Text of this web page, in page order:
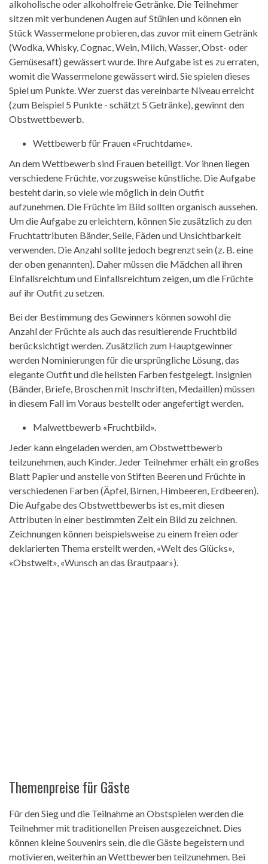
alkoholische oder alkoholfreie Getränke. Die Teilnehmer
sitzen mit verbundenen Augen auf Stühlen und können ein
Stück Wassermelone probieren, das zuvor mit einem Getränk
(Wodka, Whisky, Cognac, Wein, Milch, Wasser, Obst- oder
Gemüsesaft) gewässert wurde. Ihre Aufgabe ist es zu erraten,
womit die Wassermelone gewässert wird. Sie spielen dieses
Spiel um Punkte. Wer zuerst das vereinbarte Niveau erreicht
(zum Beispiel 5 Punkte - schätzt 5 Getränke), gewinnt den
Obstwettbewerb.
Wettbewerb für Frauen «Fruchtdame».
An dem Wettbewerb sind Frauen beteiligt. Vor ihnen liegen
verschiedene Früchte, vorzugsweise künstliche. Die Aufgabe
besteht darin, so viele wie möglich in dein Outfit
aufzunehmen. Die Früchte im Bild sollten organisch aussehen.
Um die Aufgabe zu erleichtern, können Sie zusätzlich zu den
Fruchtattributen Bänder, Seile, Fäden und Unsichtbarkeit
verwenden. Die Anzahl sollte jedoch begrenzt sein (z. B. eine
der oben genannten). Daher müssen die Mädchen all ihren
Einfallsreichtum und Einfallsreichtum zeigen, um die Früchte
auf ihr Outfit zu setzen.
Bei der Bestimmung des Gewinners können sowohl die
Anzahl der Früchte als auch das resultierende Fruchtbild
berücksichtigt werden. Zusätzlich zum Hauptgewinner
werden Nominierungen für die ursprüngliche Lösung, das
elegante Outfit und die hellsten Farben festgelegt. Insignien
(Bänder, Briefe, Broschen mit Inschriften, Medaillen) müssen
in diesem Fall im Voraus bestellt oder angefertigt werden.
Malwettbewerb «Fruchtbild».
Jeder kann eingeladen werden, am Obstwettbewerb
teilzunehmen, auch Kinder. Jeder Teilnehmer erhält ein großes
Blatt Papier und anstelle von Stiften Beeren und Früchte in
verschiedenen Farben (Äpfel, Birnen, Himbeeren, Erdbeeren).
Die Aufgabe des Obstwettbewerbs ist es, mit diesen
Attributen in einer bestimmten Zeit ein Bild zu zeichnen.
Zeichnungen können beispielsweise zu einem freien oder
deklarierten Thema erstellt werden, «Welt des Glücks»,
«Obstwelt», «Wunsch an das Brautpaar»).
Themenpreise für Gäste
Für den Sieg und die Teilnahme an Obstspielen werden die
Teilnehmer mit traditionellen Preisen ausgezeichnet. Dies
können kleine Souvenirs sein, die die Gäste begeistern und
motivieren, weiterhin an Wettbewerben teilzunehmen. Bei